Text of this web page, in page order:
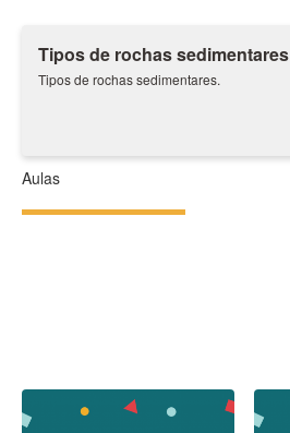
Tipos de rochas sedimentares
Tipos de rochas sedimentares.
Aulas